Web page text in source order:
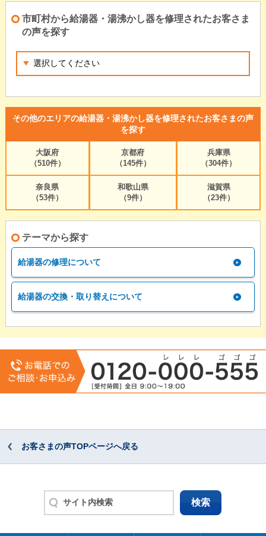
市町村から給湯器・湯沸かし器を修理されたお客さま
の声を探す
その他のエリアの給湯器・湯沸かし器を修理されたお客さまの声
を探す
大阪府
（510件）
京都府
（145件）
兵庫県
（304件）
奈良県
（53件）
和歌山県
（9件）
滋賀県
（23件）
テーマから探す
給湯器の修理について
給湯器の交換・取り替えについて
お客さまの声TOPページへ戻る